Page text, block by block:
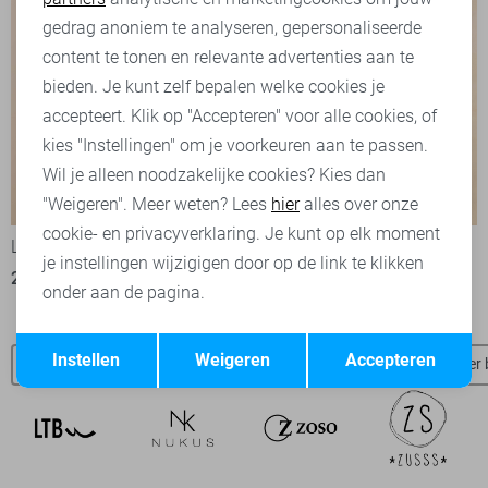
-60%
Lofty Manner Gilet
28,00
Lofty Manner Jas
36,00
Lofty Manner broeken Lofty Manner t-shirts Lofty Manner
Marketing cookies
Terug Opslaan
gedrag anoniem te analyseren, gepersonaliseerde
content te tonen en relevante advertenties aan te
bieden. Je kunt zelf bepalen welke cookies je
accepteert. Klik op "Accepteren" voor alle cookies, of
kies "Instellingen" om je voorkeuren aan te passen.
Wil je alleen noodzakelijke cookies? Kies dan
"Weigeren". Meer weten? Lees hieralles over onze
cookie- en privacyverklaring. Je kunt op elk moment
je instellingen wijzigigen door op de link te klikken
onder aan de pagina.
Accepteren
Weigeren
Instellen